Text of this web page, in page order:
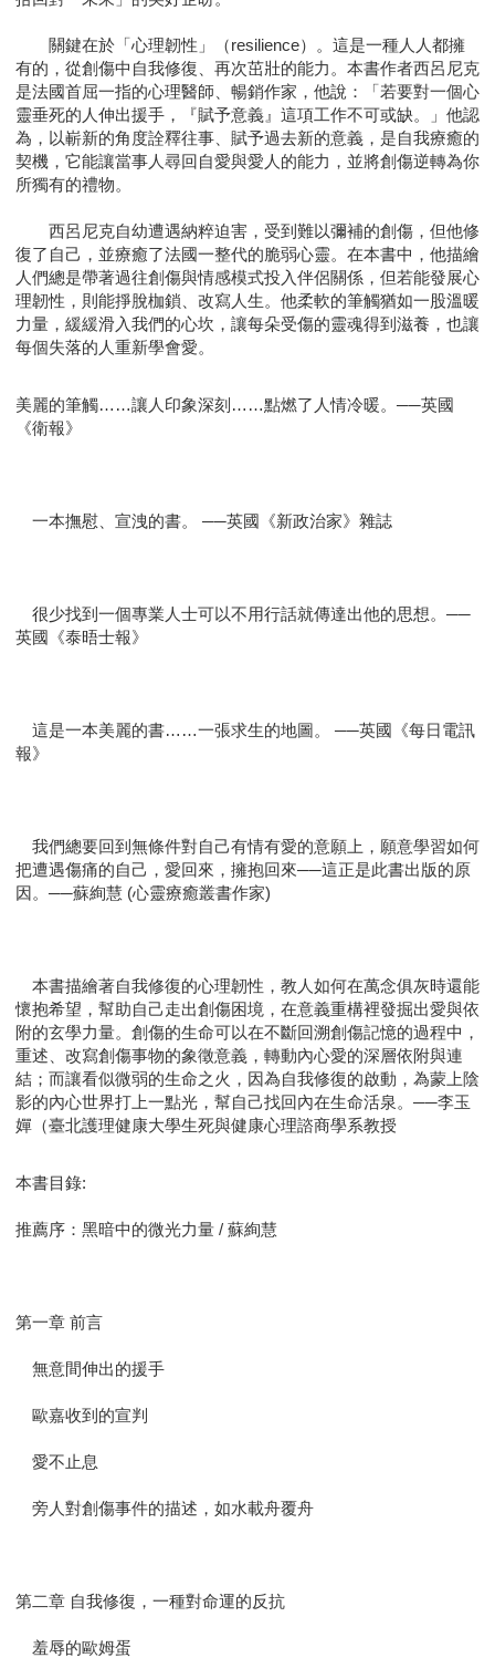
關鍵在於「心理韌性」（resilience）。這是一種人人都擁
有的，從創傷中自我修復、再次茁壯的能力。本書作者西呂尼克
是法國首屈一指的心理醫師、暢銷作家，他說：「若要對一個心
靈垂死的人伸出援手，『賦予意義』這項工作不可或缺。」他認
為，以嶄新的角度詮釋往事、賦予過去新的意義，是自我療癒的
契機，它能讓當事人尋回自愛與愛人的能力，並將創傷逆轉為你
所獨有的禮物。
西呂尼克自幼遭遇納粹迫害，受到難以彌補的創傷，但他修
復了自己，並療癒了法國一整代的脆弱心靈。在本書中，他描繪
人們總是帶著過往創傷與情感模式投入伴侶關係，但若能發展心
理韌性，則能掙脫枷鎖、改寫人生。他柔軟的筆觸猶如一股溫暖
力量，緩緩滑入我們的心坎，讓每朵受傷的靈魂得到滋養，也讓
每個失落的人重新學會愛。
美麗的筆觸……讓人印象深刻……點燃了人情冷暖。──英國
《衛報》
一本撫慰、宣洩的書。 ──英國《新政治家》雜誌
很少找到一個專業人士可以不用行話就傳達出他的思想。──
英國《泰晤士報》
這是一本美麗的書……一張求生的地圖。 ──英國《每日電訊
報》
我們總要回到無條件對自己有情有愛的意願上，願意學習如何
把遭遇傷痛的自己，愛回來，擁抱回來──這正是此書出版的原
因。──蘇絢慧 (心靈療癒叢書作家)
本書描繪著自我修復的心理韌性，教人如何在萬念俱灰時還能
懷抱希望，幫助自己走出創傷困境，在意義重構裡發掘出愛與依
附的玄學力量。創傷的生命可以在不斷回溯創傷記憶的過程中，
重述、改寫創傷事物的象徵意義，轉動內心愛的深層依附與連
結；而讓看似微弱的生命之火，因為自我修復的啟動，為蒙上陰
影的內心世界打上一點光，幫自己找回內在生命活泉。──李玉
嬋（臺北護理健康大學生死與健康心理諮商學系教授
本書目錄:
推薦序：黑暗中的微光力量 / 蘇絢慧
第一章 前言
無意間伸出的援手
歐嘉收到的宣判
愛不止息
旁人對創傷事件的描述，如水載舟覆舟
第二章 自我修復，一種對命運的反抗
羞辱的歐姆蛋